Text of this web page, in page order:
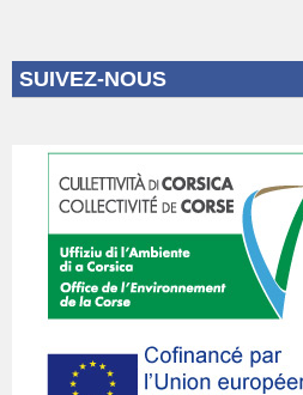
SUIVEZ-NOUS